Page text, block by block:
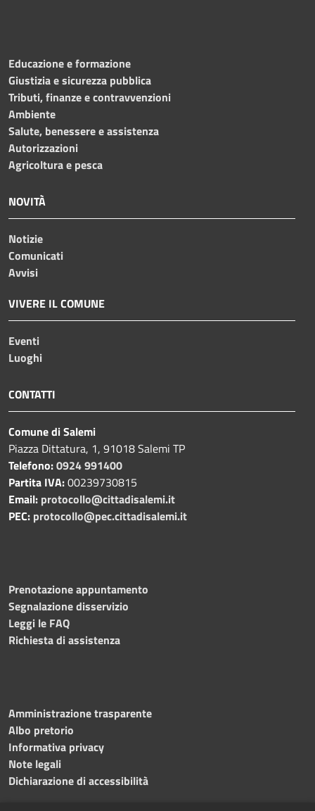
Educazione e formazione
Giustizia e sicurezza pubblica
Tributi, finanze e contravvenzioni
Ambiente
Salute, benessere e assistenza
Autorizzazioni
Agricoltura e pesca
NOVITÀ
Notizie
Comunicati
Avvisi
VIVERE IL COMUNE
Eventi
Luoghi
CONTATTI
Comune di Salemi
Piazza Dittatura, 1, 91018 Salemi TP
Telefono:0924 991400
Partita IVA:00239730815
Email: protocollo@cittadisalemi.it
PEC: protocollo@pec.cittadisalemi.it
Prenotazione appuntamento
Segnalazione disservizio
Leggi le FAQ
Richiesta di assistenza
Amministrazione trasparente
Albo pretorio
Informativa privacy
Note legali
Dichiarazione di accessibilità